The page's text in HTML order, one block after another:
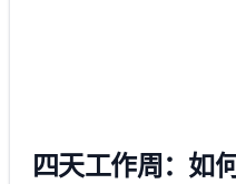
四天工作周：如